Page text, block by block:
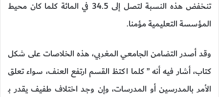
تنخفض هذه النسبة لتصل إلى 34.5 في المائة كلما كان محيط
المؤسسة التعليمية مؤمنا.
وقد أصدر التضامن الجامعي المغربي، هذه الخلاصات على شكل
كتاب، أشار فيه أنه ” كلما اكتظ القسم ارتفع العنف، سواء تعلق
الأمر بالمدرسين أو المدرسات، وإن وجد اختلاف طفيف يقدر بـ